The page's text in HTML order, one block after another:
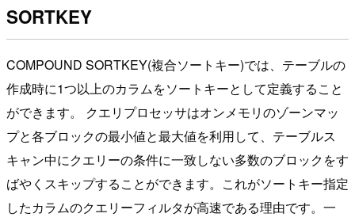
SORTKEY
COMPOUND SORTKEY(複合ソートキー)では、テーブルの
作成時に1つ以上のカラムをソートキーとして定義すること
ができます。 クエリプロセッサはオンメモリのゾーンマッ
プと各ブロックの最小値と最大値を利用して、テーブルス
キャン中にクエリーの条件に一致しない多数のブロックをす
ばやくスキップすることができます。これがソートキー指定
したカラムのクエリーフィルタが高速である理由です。一